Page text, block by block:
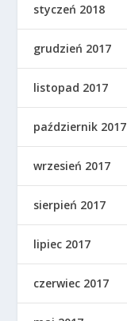
styczeń 2018
grudzień 2017
listopad 2017
październik 2017
wrzesień 2017
sierpień 2017
lipiec 2017
czerwiec 2017